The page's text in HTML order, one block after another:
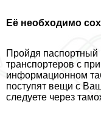
Её необходимо
Пройдя паспортный
трaнcпортеров с
информационном
поступят вещи с
следуете через